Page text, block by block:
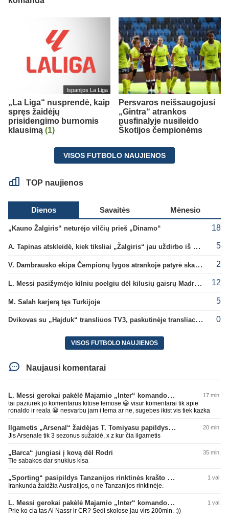
Ispanijos La Liga
„La Liga“ nusprendė, kaip
spręs žaidėjų
prisidengimo burnomis
klausimą (1)
Persvaros neišsaugojusi
„Gintra“ atrankos
pusfinalyje nusileido
Škotijos čempionėms
VISOS FUTBOLO NAUJIENOS
TOP naujienos
Dienos Savaitės Mėnesio
„Kauno Žalgiris“ neturėjo vilčių prieš „Dinamo“ 18
A. Tapinas atskleidė, kiek tiksliai „Žalgiris“ jau uždirbo iš UEFA premijų 5
V. Dambrausko ekipa Čempionų lygos atrankoje patyrė skaudžią nesėkmę 2
L. Messi pasižymėjo kilniu poelgiu dėl kilusių gaisrų Madride 12
M. Salah karjerą tęs Turkijoje 5
Dvikovas su „Hajduk“ transliuos TV3, paskutinėje transliacijoje – nauji rekordai 0
VISOS FUTBOLO NAUJIENOS
Naujausi komentarai
L. Messi gerokai pakėlė Majamio „Inter“ komandos vertę 17 min.
tai paziurek jo komentarus kitose temose 😀 visur komentarai tik apie
ronaldo ir reala 😀 nesvarbu jam i tema ar ne, sugebes ikist vis tiek kazka
Ilgametis „Arsenal“ žaidėjas T. Tomiyasu papildys „Crystal Palace“ ekipą 20 min.
Jis Arsenale tik 3 sezonus sužaidė, x z kur čia ilgametis
„Barca“ jungiasi į kovą dėl Rodri 35 min.
Tie sabakos dar snukius kisa
„Sporting“ pasipildys Tanzanijos rinktinės krašto saugu 1 val.
Irankunda žaidžia Australijos, o ne Tanzanijos rinktinėje.
L. Messi gerokai pakėlė Majamio „Inter“ komandos vertę 1 val.
Prie ko cia tas Al Nassr ir CR? Sedi skolose jau virs 200mln. :))